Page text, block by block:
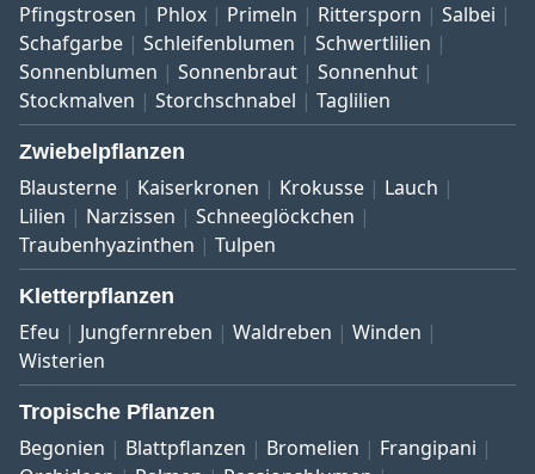
Pfingstrosen
Phlox Primeln Rittersporn
Salbei
Schafgarbe
Schleifenblumen
Schwertlilien
Sonnenblumen
Sonnenbraut
Sonnenhut
Stockmalven
Storchschnabel Taglilien
Zwiebelpflanzen
Blausterne Kaiserkronen Krokusse
Lauch
Lilien
Narzissen
Schneeglöckchen
Traubenhyazinthen
Tulpen
Kletterpflanzen
Efeu Jungfernreben Waldreben
Winden
Wisterien
Tropische Pflanzen
Begonien Blattpflanzen Bromelien
Frangipani